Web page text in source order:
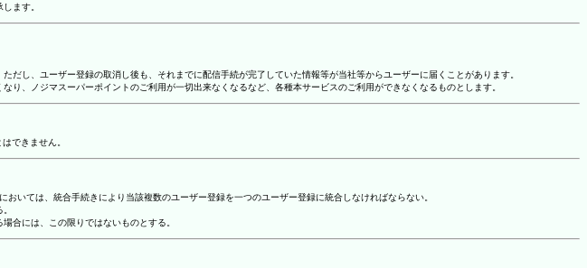
ます。
し、ユーザー登録の取消し後も、それまでに配信手続が完了していた情報等が当社等からユーザーに届くことがあります。
、ノジマスーパーポイントのご利用が一切出来なくなるなど、各種本サービスのご利用ができなくなるものとします。
できません。
いては、統合手続きにより当該複数のユーザー登録を一つのユーザー登録に統合しなければならない。
合には、この限りではないものとする。